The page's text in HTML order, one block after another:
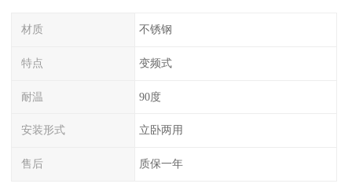
材质 不锈钢
特点 变频式
耐温 90度
安装形式 立卧两用
售后 质保一年